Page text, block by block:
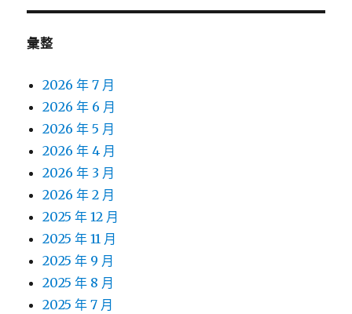
彙整
2026 年 7 月
2026 年 6 月
2026 年 5 月
2026 年 4 月
2026 年 3 月
2026 年 2 月
2025 年 12 月
2025 年 11 月
2025 年 9 月
2025 年 8 月
2025 年 7 月